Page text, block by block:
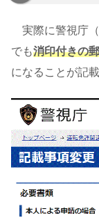
実際に警視庁
でも消印付きの
になることが記